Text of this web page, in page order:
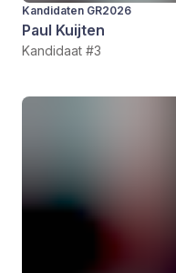
Kandidaten GR2026
Paul Kuijten
Kandidaat #3